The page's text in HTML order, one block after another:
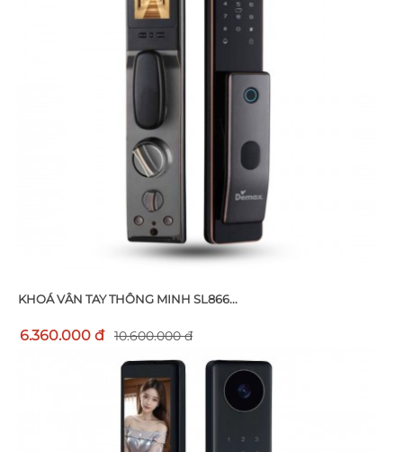
KHOÁ VÂN TAY THÔNG MINH SL866...
6.360.000 đ 10.600.000 đ